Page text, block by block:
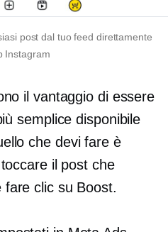
post dal tuo feed direttamente
Instagram
il vantaggio di essere
semplice disponibile
che devi fare è
il post che
clic su Boost.